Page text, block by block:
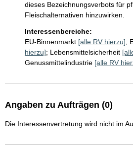
dieses Bezeichnungsverbots für
Fleischalternativen hinzuwirken.
Interessenbereiche:
EU-Binnenmarkt [alle RV hierzu];
hierzu]; Lebensmittelsicherheit
Genussmittelindustrie [alle RV
Angaben zu Aufträgen (0)
Die Interessenvertretung wird nicht im